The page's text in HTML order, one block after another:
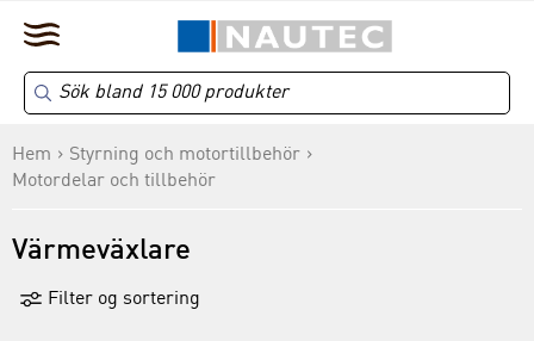
Hem
Styrning och motortillbehör
Motordelar och tillbehör
Värmeväxlare
Filter og sortering